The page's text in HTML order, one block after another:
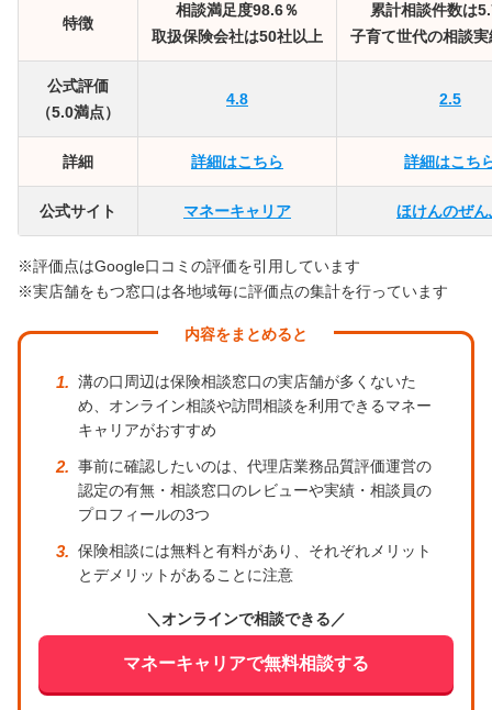
特徴
相談満足度98.6％
取扱保険会社は50社以上
累計相談件数は
子育て世代の相談
公式評価
（5.0満点）
4.8 2.5
詳細 詳細はこちら 詳細はこち
公式サイト マネーキャリア ほけんのぜん
※評価点はGoogle口コミの評価を引用しています
※実店舗をもつ窓口は各地域毎に評価点の集計を行っています
内容をまとめると
溝の口周辺は保険相談窓口の実店舗が多くないた
め、オンライン相談や訪問相談を利用できるマネー
キャリアがおすすめ
事前に確認したいのは、代理店業務品質評価運営の
認定の有無・相談窓口のレビューや実績・相談員の
プロフィールの3つ
保険相談には無料と有料があり、それぞれメリット
とデメリットがあることに注意
＼オンラインで相談できる／
マネーキャリアで無料相談する